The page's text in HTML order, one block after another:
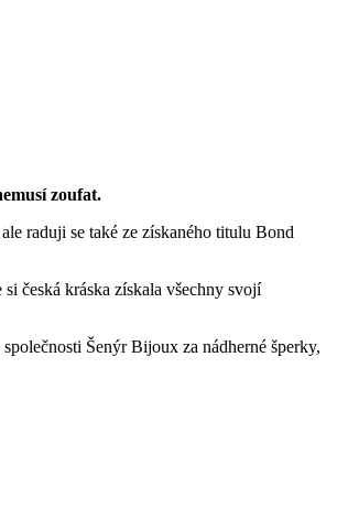
zoufat.
raduji se také ze získaného titulu Bond
česká kráska získala všechny svojí
Šenýr Bijoux za nádherné šperky,